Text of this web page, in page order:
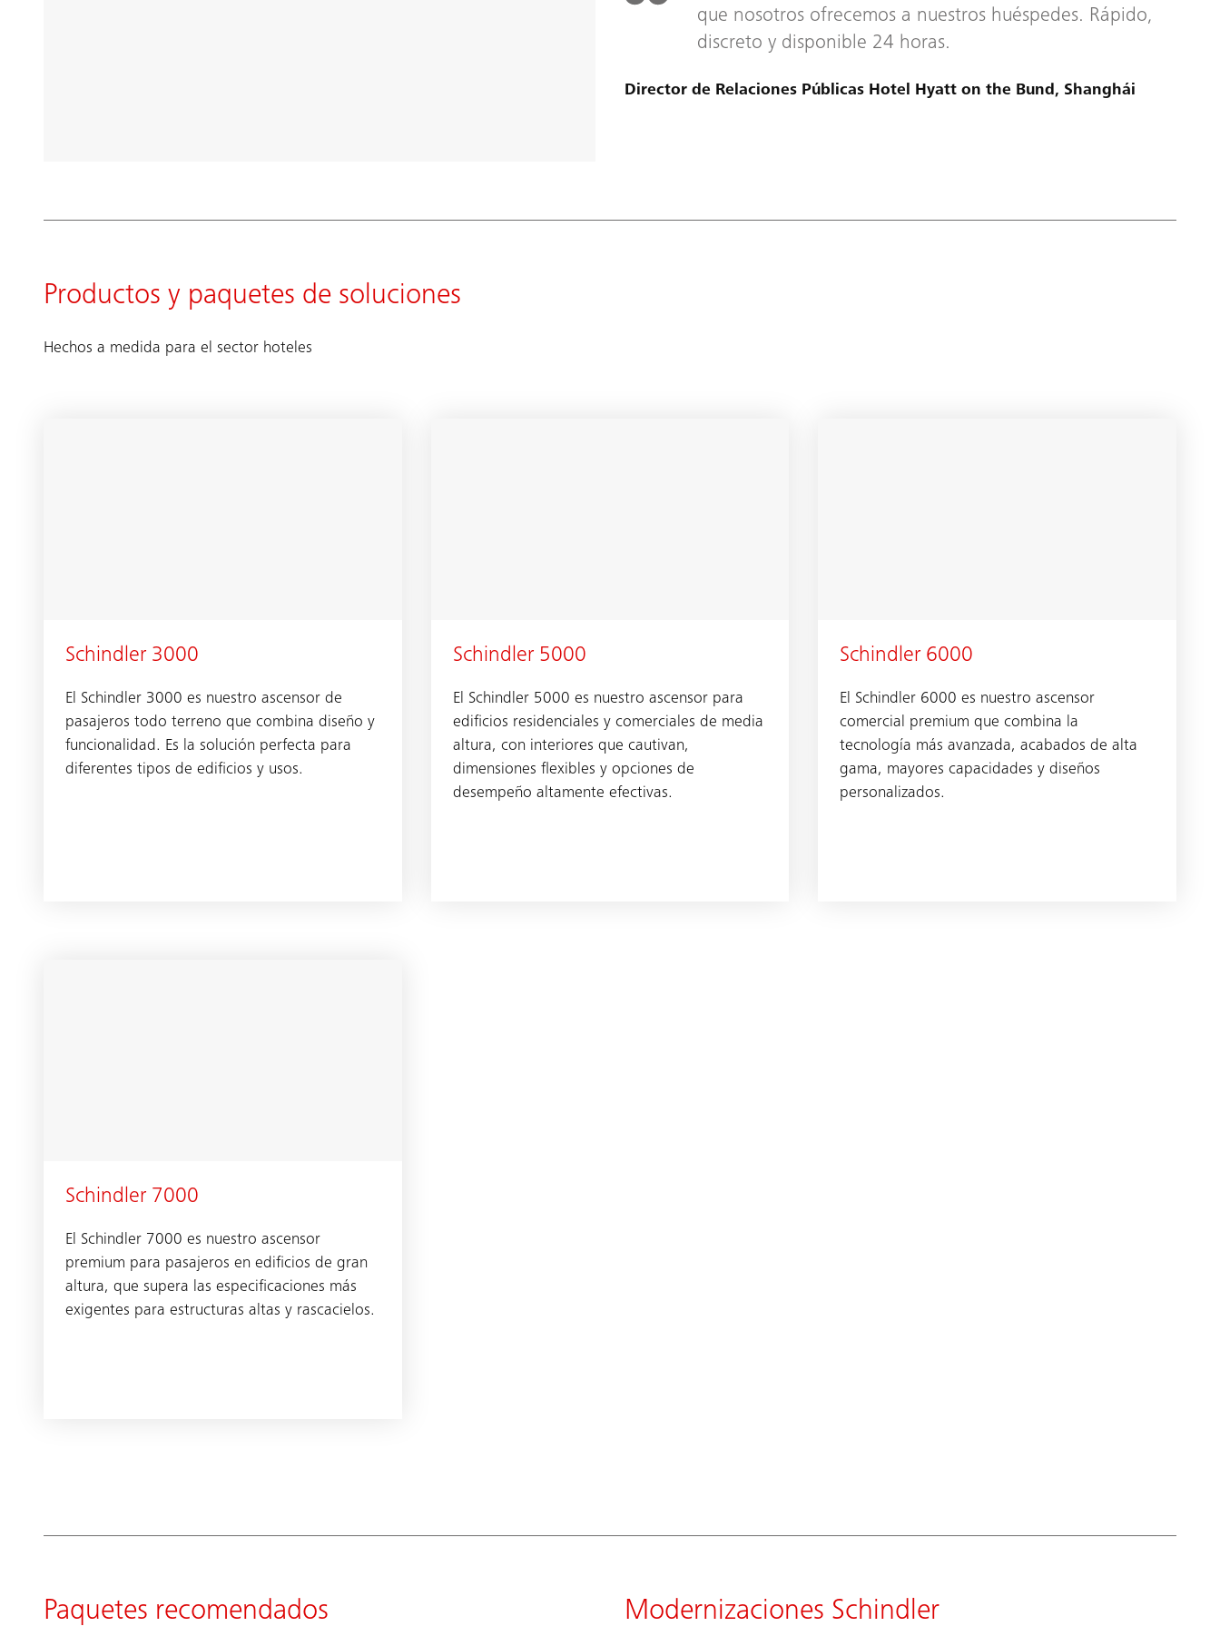
que nosotros ofrecemos a nuestros huéspedes. Rápido,
discreto y disponible 24 horas.
Director de Relaciones Públicas Hotel Hyatt on the Bund, Shanghái
Productos y paquetes de soluciones
Hechos a medida para el sector hoteles
Schindler 3000
El Schindler 3000 es nuestro ascensor de
pasajeros todo terreno que combina diseño y
funcionalidad. Es la solución perfecta para
diferentes tipos de edificios y usos.
Schindler 5000
El Schindler 5000 es nuestro ascensor para
edificios residenciales y comerciales de media
altura, con interiores que cautivan,
dimensiones flexibles y opciones de
desempeño altamente efectivas.
Schindler 6000
El Schindler 6000 es nuestro ascensor
comercial premium que combina la
tecnología más avanzada, acabados de alta
gama, mayores capacidades y diseños
personalizados.
Schindler 7000
El Schindler 7000 es nuestro ascensor
premium para pasajeros en edificios de gran
altura, que supera las especificaciones más
exigentes para estructuras altas y rascacielos.
Paquetes recomendados Modernizaciones Schindler